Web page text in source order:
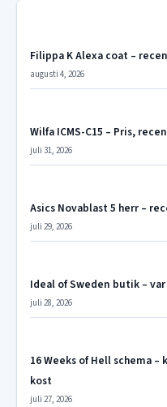
Filippa K Alexa coat –
augusti 4, 2026
Wilfa ICMS-C15 – Pris,
juli 31, 2026
Asics Novablast 5 herr –
juli 29, 2026
Ideal of Sweden butik –
juli 28, 2026
16 Weeks of Hell schema
kost
juli 27, 2026